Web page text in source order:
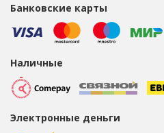
Банковские карты
Наличные
Электронные деньги